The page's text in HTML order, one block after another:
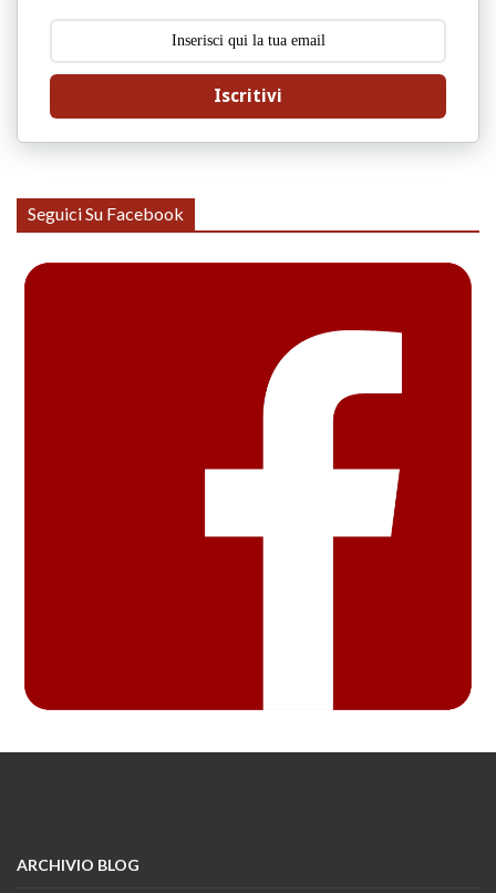
Iscritivi
Seguici Su Facebook
ARCHIVIO BLOG